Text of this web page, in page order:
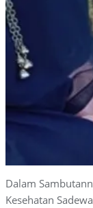
Dalam
Kesehatan